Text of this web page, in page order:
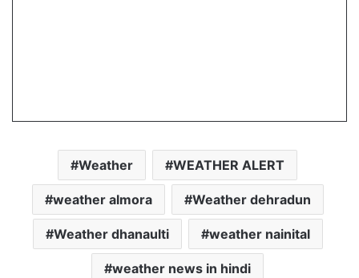
Weather WEATHER ALERT
weather almora Weather dehradun
Weather dhanaulti weather nainital
weather news in hindi